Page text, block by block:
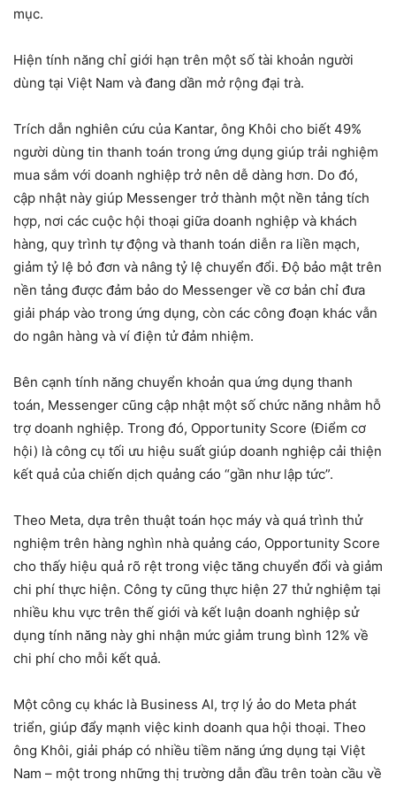
mục.
Hiện tính năng chỉ giới hạn trên một số tài khoản người
dùng tại Việt Nam và đang dần mở rộng đại trà.
Trích dẫn nghiên cứu của Kantar, ông Khôi cho biết 49%
người dùng tin thanh toán trong ứng dụng giúp trải nghiệm
mua sắm với doanh nghiệp trở nên dễ dàng hơn. Do đó,
cập nhật này giúp Messenger trở thành một nền tảng tích
hợp, nơi các cuộc hội thoại giữa doanh nghiệp và khách
hàng, quy trình tự động và thanh toán diễn ra liền mạch,
giảm tỷ lệ bỏ đơn và nâng tỷ lệ chuyển đổi. Độ bảo mật trên
nền tảng được đảm bảo do Messenger về cơ bản chỉ đưa
giải pháp vào trong ứng dụng, còn các công đoạn khác vẫn
do ngân hàng và ví điện tử đảm nhiệm.
Bên cạnh tính năng chuyển khoản qua ứng dụng thanh
toán, Messenger cũng cập nhật một số chức năng nhằm hỗ
trợ doanh nghiệp. Trong đó, Opportunity Score (Điểm cơ
hội) là công cụ tối ưu hiệu suất giúp doanh nghiệp cải thiện
kết quả của chiến dịch quảng cáo “gần như lập tức”.
Theo Meta, dựa trên thuật toán học máy và quá trình thử
nghiệm trên hàng nghìn nhà quảng cáo, Opportunity Score
cho thấy hiệu quả rõ rệt trong việc tăng chuyển đổi và giảm
chi phí thực hiện. Công ty cũng thực hiện 27 thử nghiệm tại
nhiều khu vực trên thế giới và kết luận doanh nghiệp sử
dụng tính năng này ghi nhận mức giảm trung bình 12% về
chi phí cho mỗi kết quả.
Một công cụ khác là Business AI, trợ lý ảo do Meta phát
triển, giúp đẩy mạnh việc kinh doanh qua hội thoại. Theo
ông Khôi, giải pháp có nhiều tiềm năng ứng dụng tại Việt
Nam – một trong những thị trường dẫn đầu trên toàn cầu về